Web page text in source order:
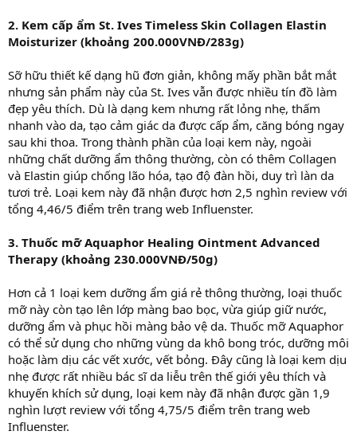
2. Kem cấp ẩm St. Ives Timeless Skin Collagen Elastin
Moisturizer (khoảng 200.000VNĐ/283g)
Sỡ hữu thiết kế dạng hũ đơn giản, không mấy phần bắt mắt
nhưng sản phẩm này của St. Ives vẫn được nhiều tín đồ làm
đẹp yêu thích. Dù là dạng kem nhưng rất lỏng nhẹ, thấm
nhanh vào da, tạo cảm giác da được cấp ẩm, căng bóng ngay
sau khi thoa. Trong thành phần của loại kem này, ngoài
những chất dưỡng ẩm thông thường, còn có thêm Collagen
và Elastin giúp chống lão hóa, tạo độ đàn hồi, duy trì làn da
tươi trẻ. Loại kem này đã nhận được hơn 2,5 nghìn review với
tổng 4,46/5 điểm trên trang web Influenster.
3. Thuốc mỡ Aquaphor Healing Ointment Advanced
Therapy (khoảng 230.000VNĐ/50g)
Hơn cả 1 loại kem dưỡng ẩm giá rẻ thông thường, loại thuốc
mỡ này còn tạo lên lớp màng bao bọc, vừa giúp giữ nước,
dưỡng ẩm và phục hồi màng bảo vệ da. Thuốc mỡ Aquaphor
có thể sử dụng cho những vùng da khô bong tróc, dưỡng môi
hoặc làm dịu các vết xước, vết bỏng. Đây cũng là loại kem dịu
nhẹ được rất nhiều bác sĩ da liễu trên thế giới yêu thích và
khuyến khích sử dụng, loại kem này đã nhận được gần 1,9
nghìn lượt review với tổng 4,75/5 điểm trên trang web
Influenster.